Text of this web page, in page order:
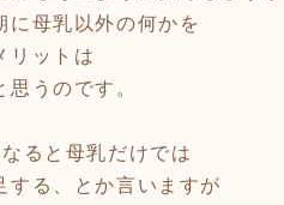
に母乳以外の何かを
リットは
思うのです。
ると母乳だけでは
する、とか言いますが